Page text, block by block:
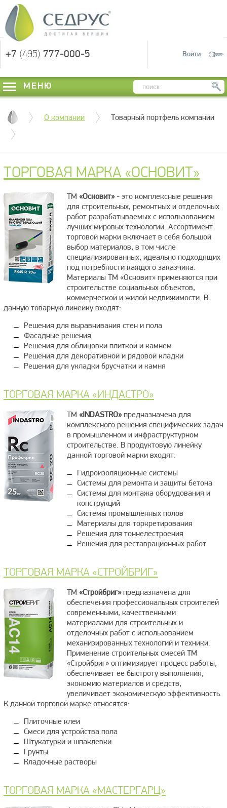
+7 (495) 777-000-5 Войти
МЕНЮ
О компании Товарный портфель компании
ТОРГОВАЯ МАРКА «ОСНОВИТ»
ТМ «Основит»- это комплексные решения
для строительных, ремонтных и отделочных
работ разрабатываемых с использованием
лучших мировых технологий. Ассортимент
торговой марки включает в себя большой
выбор материалов, в том числе
специализированных, идеально подходящих
под потребности каждого заказчика.
Материалы ТМ «Основит» применяются при
строительстве социальных объектов,
коммерческой и жилой недвижимости. В
данную товарную линейку входят:
Решения для выравнивания стен и пола
Фасадные решения
Решения для облицовки плиткой и камнем
Решения для декоративной и рядовой кладки
Решения для укладки брусчатки и камня
ТОРГОВАЯ МАРКА «ИНДАСТРО»
ТМ «INDASTRO»предназначена для
комплексного решения специфических задач
в промышленном и инфраструктурном
строительстве. В продуктовую линейку
данной торговой марки входят:
Гидроизоляционные системы
Системы для ремонта и защиты бетона
Системы для монтажа оборудования и
конструкций
Системы промышленных полов
Материалы для торкретирования
Решения для тоннелестроения
Решения для реставрационных работ
ТОРГОВАЯ МАРКА «СТРОЙБРИГ»
ТМ «Стройбриг»предназначена для
обеспечения профессиональных строителей
современными, качественными
материалами для строительных и
отделочных работ с использованием
механизированных технологий и техники.
Применение строительных смесей ТМ
«Стройбриг» оптимизирует процесс работы,
обеспечивает ее быстроту выполнения,
экономию материалов и средств,
увеличивает экономическую эффективность.
К данной торговой марке относятся:
Плиточные клеи
Смеси для устройства пола
Штукатурки и шпаклевки
Грунты
Кладочные растворы
ТОРГОВАЯ МАРКА «МАСТЕРГАРЦ»